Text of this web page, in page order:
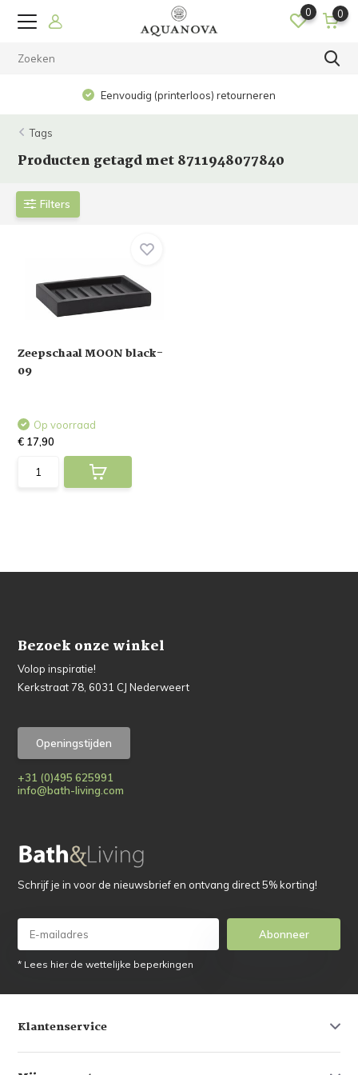
0 0
Eenvoudig (printerloos) retourneren
Tags
Producten getagd met 8711948077840
Filters
Zeepschaal MOON black-
09
Op voorraad
€ 17,90
Bezoek onze winkel
Volop inspiratie!
Kerkstraat 78, 6031 CJ Nederweert
Openingstijden
+31 (0)495 625991
info@bath-living.com
Schrijf je in voor de nieuwsbrief en ontvang direct 5% korting!
Abonneer
* Lees hier de wettelijke beperkingen
Klantenservice